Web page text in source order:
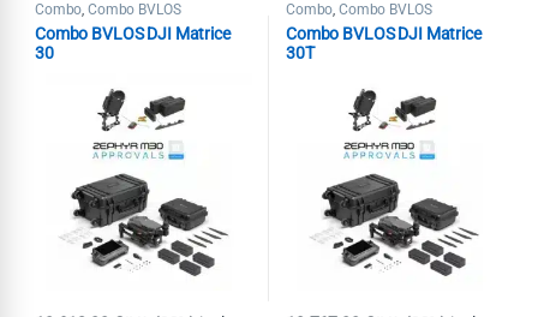
Combo,Combo BVLOS
Combo BVLOS DJI Matrice
30
Combo,Combo BVLOS
Combo BVLOS DJI Matrice
30T